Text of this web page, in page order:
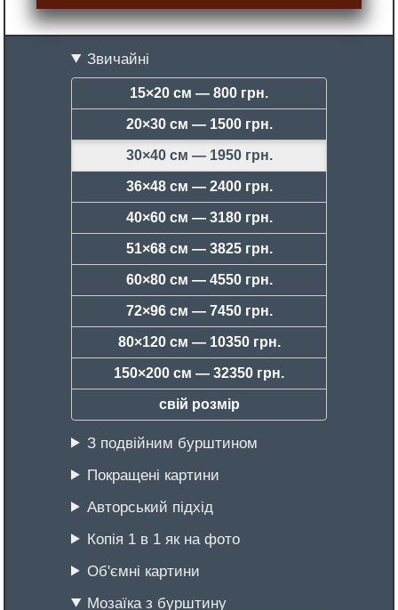
Звичайні
15×20 см — 800 грн.
20×30 см — 1500 грн.
30×40 см — 1950 грн.
36×48 см — 2400 грн.
40×60 см — 3180 грн.
51×68 см — 3825 грн.
60×80 см — 4550 грн.
72×96 см — 7450 грн.
80×120 см — 10350 грн.
150×200 см — 32350 грн.
свій розмір
З подвійним бурштином
Покращені картини
Авторський підхід
Копія 1 в 1 як на фото
Об'ємні картини
Мозаїка з бурштину